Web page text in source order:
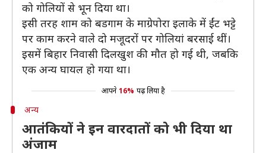
को गोलियों से भून दिया था।
इसी तरह शाम को बडगाम के माग्रेपोरा इलाके में ईंट भट्टे
पर काम करने वाले दो मजूदरों पर गोलियां बरसाई थीं।
इसमें बिहार निवासी दिलखुश की मौत हो गई थी, जबकि
एक अन्य घायल हो गया था।
आपने 16% पढ़ लिया है
अन्य
आतंकियों ने इन वारदातों को भी दिया था
अंजाम